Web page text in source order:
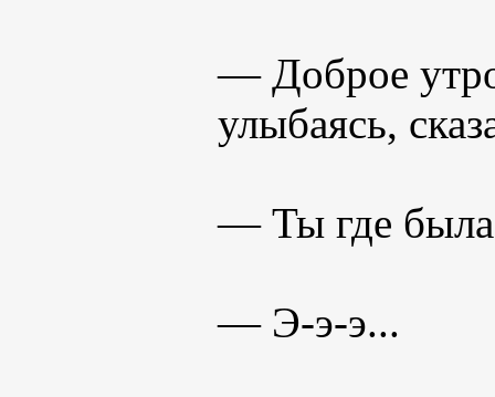
— Доброе
улыбаясь,
— Ты где
— Э-э-э...